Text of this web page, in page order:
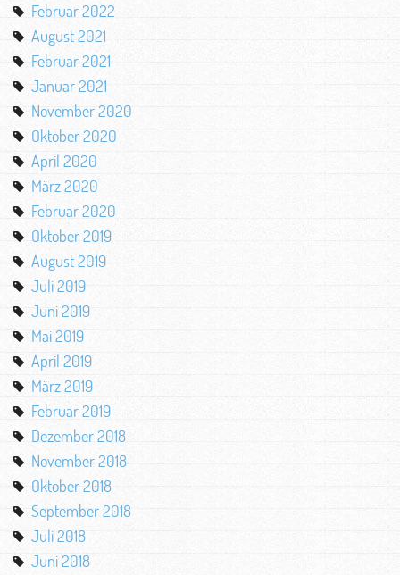
Februar 2022
August 2021
Februar 2021
Januar 2021
November 2020
Oktober 2020
April 2020
März 2020
Februar 2020
Oktober 2019
August 2019
Juli 2019
Juni 2019
Mai 2019
April 2019
März 2019
Februar 2019
Dezember 2018
November 2018
Oktober 2018
September 2018
Juli 2018
Juni 2018